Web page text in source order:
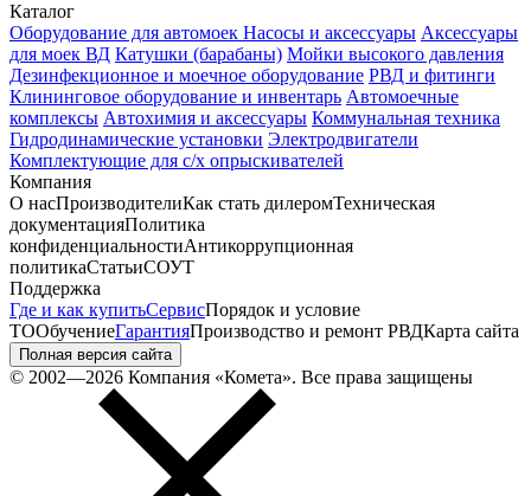
Каталог
Оборудование для автомоек Насосы и аксессуары Аксессуары
для моек ВД Катушки (барабаны) Мойки высокого давления
Дезинфекционное и моечное оборудование РВД и фитинги
Клининговое оборудование и инвентарь Автомоечные
комплексы Автохимия и аксессуары Коммунальная техника
Гидродинамические установки Электродвигатели
Комплектующие для с/х опрыскивателей
Компания
О насПроизводителиКак стать дилеромТехническая
документацияПолитика
конфиденциальностиАнтикоррупционная
политикаСтатьиСОУТ
Поддержка
Где и как купитьСервисПорядок и условие
ТООбучениеГарантияПроизводство и ремонт РВДКарта сайта
Полная версия сайта
© 2002—2026 Компания «Комета». Все права защищены